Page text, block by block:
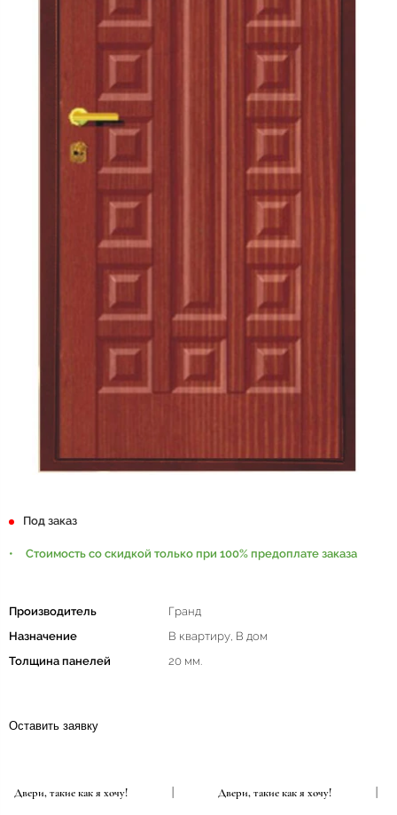
Под заказ
Стоимость со скидкой только при 100% предоплате заказа
Производитель
Гранд
Назначение
В квартиру, В дом
Толщина панелей
20 мм.
Оставить заявку
Двери, такие как я хочу! Двери, такие как я хочу!